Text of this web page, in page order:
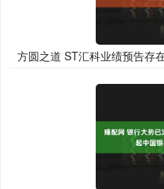
方圆之道 ST汇科业绩预告存